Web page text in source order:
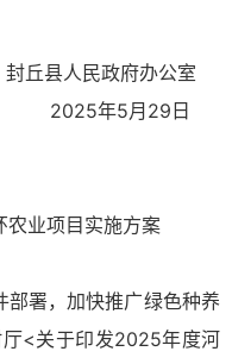
封丘县人民政府办公室
2025年5月29日
业项目实施方案
署，加快推广绿色种养
<关于印发2025年度河